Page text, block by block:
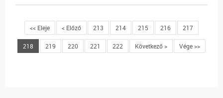
<< Eleje < Előző 213 214 215 216 217
218 219 220 221 222 Következő > Vége >>